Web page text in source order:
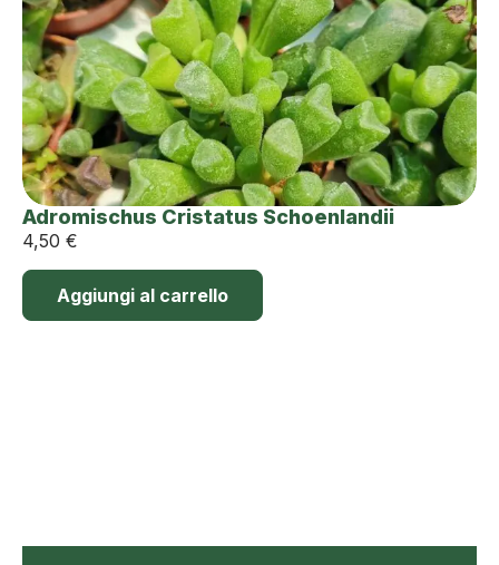
Adromischus Cristatus Schoenlandii
4,50 €
Aggiungi al carrello